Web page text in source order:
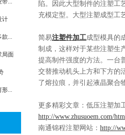
带...
计
...
局面
...
陷。因此大型制件的注塑工
充模定型。大型注塑成型工
简易注塑件加工成型模具的
制成，这样对于某些注塑生
提高制件强度的方法。一台
交替推动机头上方和下方的
了熔拉痕，并引起液晶聚合
更多精彩文章：低压注塑加
http://www.zhusuoem.com/
南通锦程注塑网站： http://